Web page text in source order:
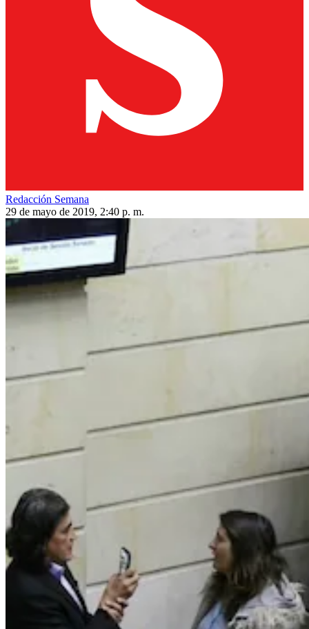
Redacción Semana
29 de mayo de 2019, 2:40 p. m.